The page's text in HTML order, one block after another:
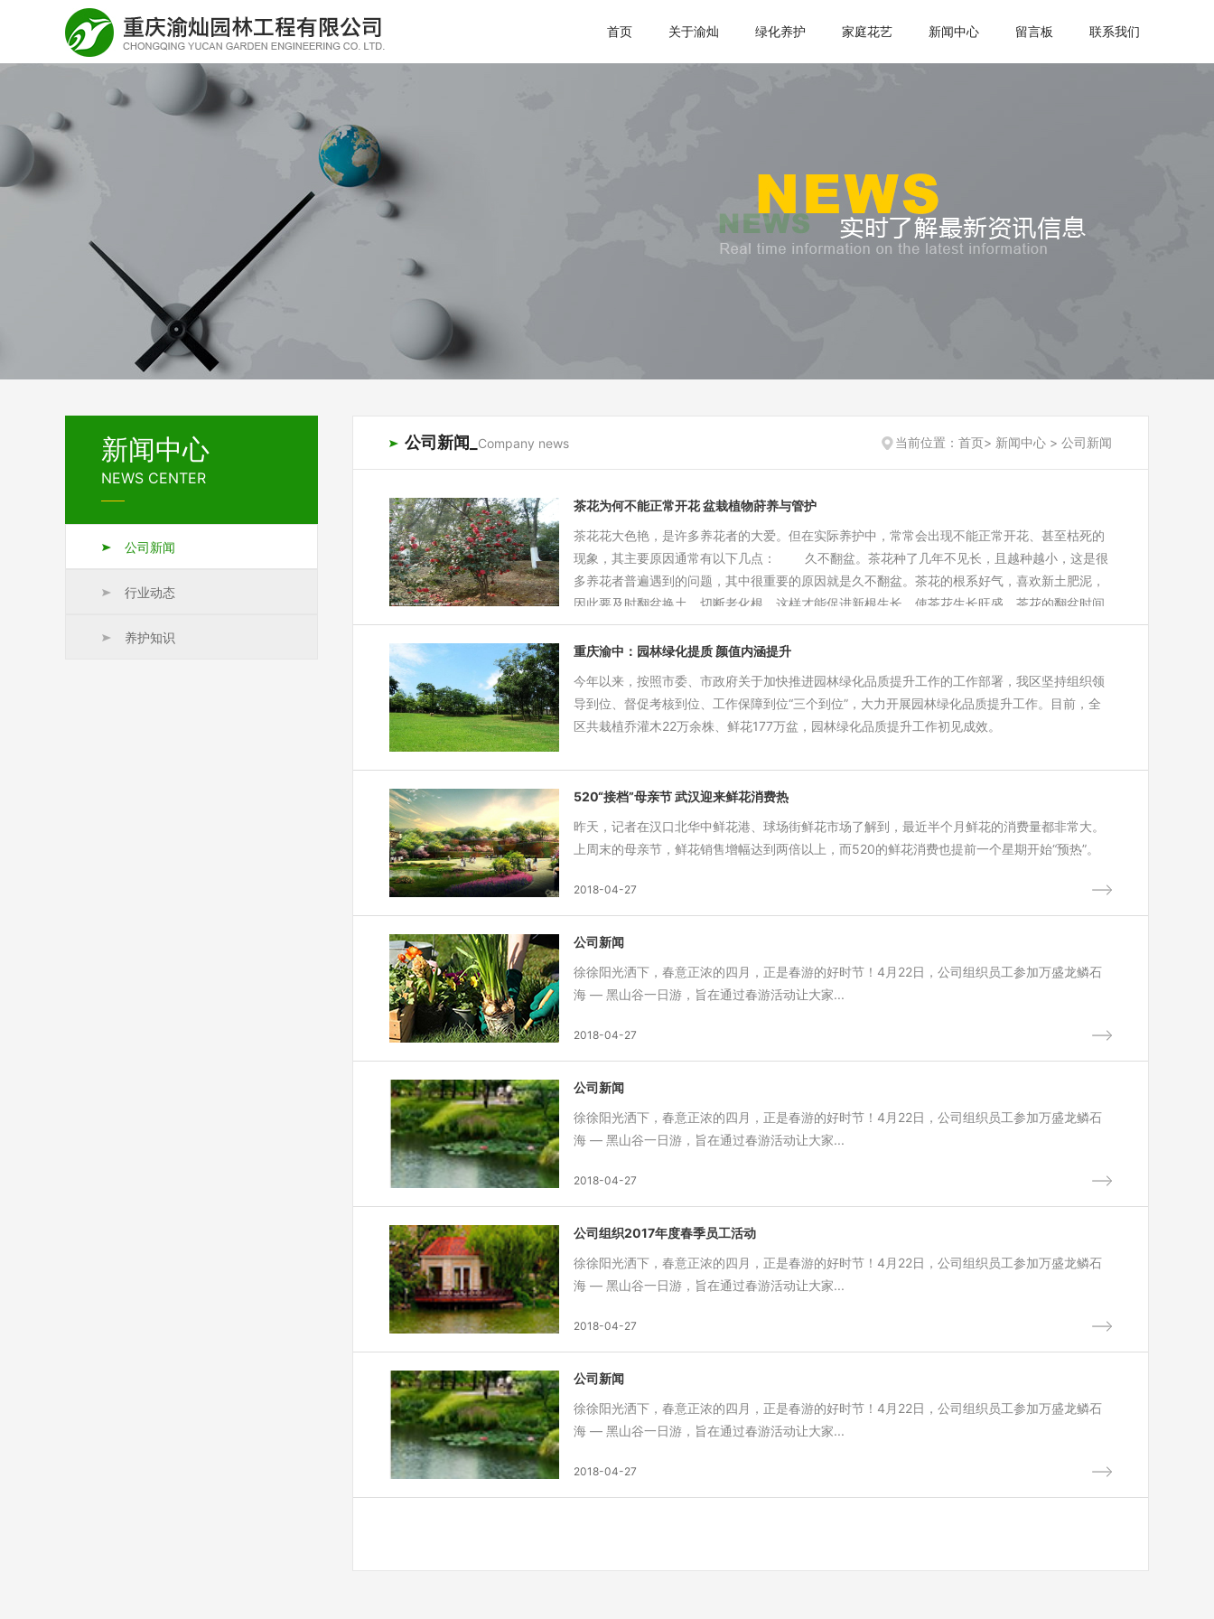
首页 关于渝灿 绿化养护 家庭花艺 新闻中心 留言板 联系我们
新闻中心
NEWS CENTER
公司新闻
行业动态
养护知识
公司新闻_ Company news 当前位置：首页> 新闻中心 > 公司新闻
茶花为何不能正常开花 盆栽植物莳养与管护
茶花花大色艳，是许多养花者的大爱。但在实际养护中，常常会出现不能正常开花、甚至枯死的
现象，其主要原因通常有以下几点： 久不翻盆。茶花种了几年不见长，且越种越小，这是很
多养花者普遍遇到的问题，其中很重要的原因就是久不翻盆。茶花的根系好气，喜欢新土肥泥，
因此要及时翻盆换土、切断老化根，这样才能促进新根生长，使茶花生长旺盛。茶花的翻盆时间
在春季开花后，家庭养植最少也要隔年翻盆换土一次，当然最好是半年换1次，在新梢充分老熟后进行。具体做法是：将茶花连盆
土一起取出，用利刀将盆土削去1/3，切去老化的根条，
2018-12-17
重庆渝中：园林绿化提质 颜值内涵提升
今年以来，按照市委、市政府关于加快推进园林绿化品质提升工作的工作部署，我区坚持组织领
导到位、督促考核到位、工作保障到位“三个到位”，大力开展园林绿化品质提升工作。目前，全
区共栽植乔灌木22万余株、鲜花177万盆，园林绿化品质提升工作初见成效。
2018-05-19
520“接档”母亲节 武汉迎来鲜花消费热
昨天，记者在汉口北华中鲜花港、球场街鲜花市场了解到，最近半个月鲜花的消费量都非常大。
上周末的母亲节，鲜花销售增幅达到两倍以上，而520的鲜花消费也提前一个星期开始“预热”。
2018-04-27
公司新闻
徐徐阳光洒下，春意正浓的四月，正是春游的好时节！4月22日，公司组织员工参加万盛龙鳞石
海 — 黑山谷一日游，旨在通过春游活动让大家...
2018-04-27
公司新闻
徐徐阳光洒下，春意正浓的四月，正是春游的好时节！4月22日，公司组织员工参加万盛龙鳞石
海 — 黑山谷一日游，旨在通过春游活动让大家...
2018-04-27
公司组织2017年度春季员工活动
徐徐阳光洒下，春意正浓的四月，正是春游的好时节！4月22日，公司组织员工参加万盛龙鳞石
海 — 黑山谷一日游，旨在通过春游活动让大家...
2018-04-27
公司新闻
徐徐阳光洒下，春意正浓的四月，正是春游的好时节！4月22日，公司组织员工参加万盛龙鳞石
海 — 黑山谷一日游，旨在通过春游活动让大家...
2018-04-27